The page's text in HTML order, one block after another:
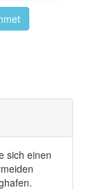
sich einen